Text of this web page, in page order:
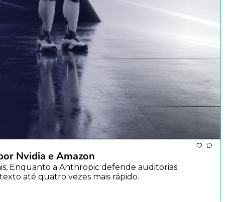
Nvidia e Amazon
Enquanto a Anthropic defende auditorias
até quatro vezes mais rápido.